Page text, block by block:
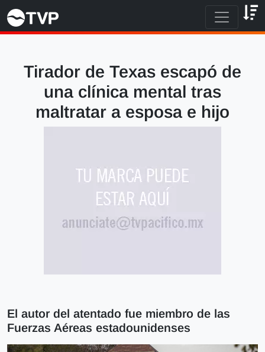
Tirador de Texas escapó de
una clínica mental tras
maltratar a esposa e hijo
El autor del atentado fue miembro de las
Fuerzas Aéreas estadounidenses